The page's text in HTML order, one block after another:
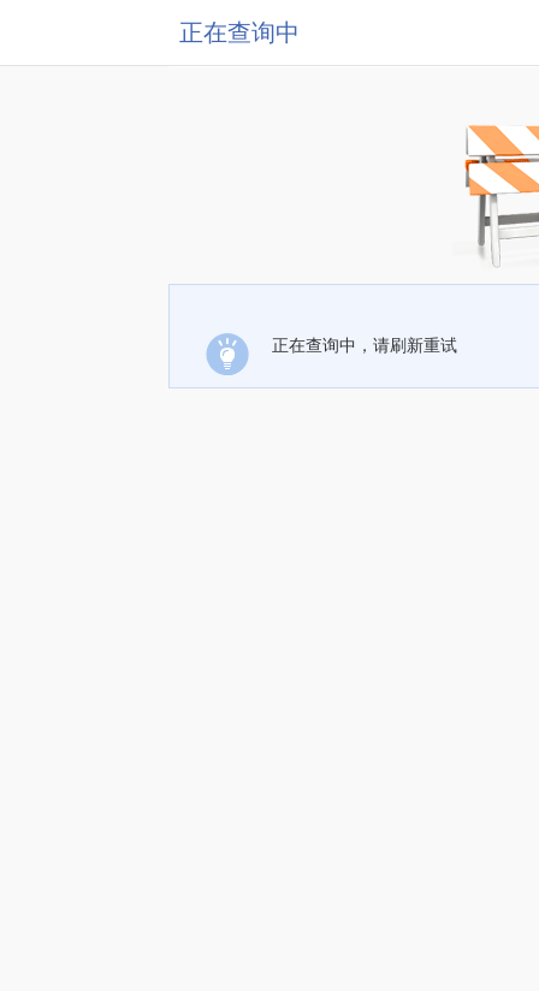
正在查询中
正在查询中，请刷新重试